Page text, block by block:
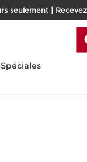
seulement |